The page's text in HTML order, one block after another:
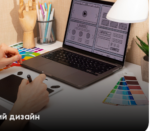
дизайн